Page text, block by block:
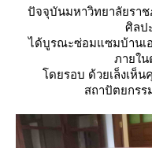
ปัจจุบันมหาวิทยาลัยราช
ศิลป
ได้บูรณะซ่อมแซมบ้านเ
ภายใ
ดยรอบ ด้วยเล็งเห็น
สถาปัตยกร